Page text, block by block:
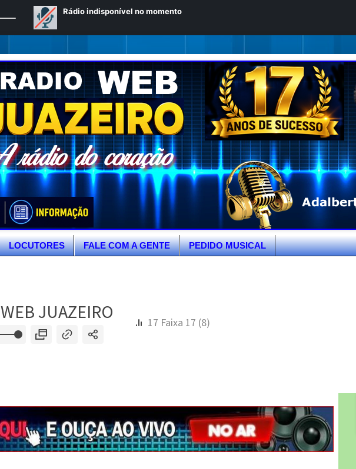
LOCUTORES FALE COM A GENTE PEDIDO MUSICAL